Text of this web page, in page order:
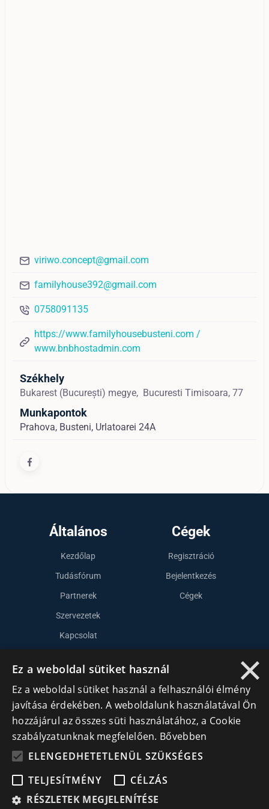
viriwo.concept@gmail.com
familyhouse392@gmail.com
0758091135
https://www.familyhousebusteni.com /
www.bnbhostadmin.com
Székhely
Bukarest (București) megye, Bucuresti Timisoara, 77
Munkapontok
Prahova, Busteni, Urlatoarei 24A
Általános
Kezdőlap
Tudásfórum
Partnerek
Szervezetek
Kapcsolat
Cégek
Regisztráció
Bejelentkezés
Cégek
Lépj kapcsolatba velünk
info@cegek.ro
+40 740 856 970
×
Ez a weboldal sütiket használ
Ez a weboldal sütiket használ a felhasználói élmény
javítása érdekében. A weboldalunk használatával Ön
hozzájárul az összes süti használatához, a Cookie
szabályzatunknak megfelelően. Bővebben
ELENGEDHETETLENÜL SZÜKSÉGES
TELJESÍTMÉNY
CÉLZÁS
RÉSZLETEK MEGJELENÍTÉSE